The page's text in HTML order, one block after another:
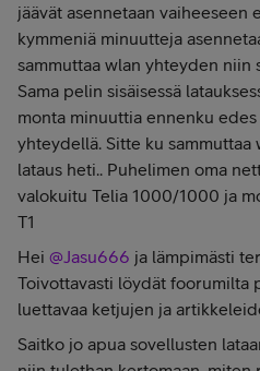
jäävät asennetaan vaiheeseen
kymmeniä minuutteja
sammuttaa wlan yhteyden niin
Sama pelin sisäisessä
monta minuuttia ennenku
yhteydellä. Sitte ku
lataus heti.. Puhelimen oma
valokuitu Telia 1000/1000 ja
T1
Hei ​ @Jasu666 ja lämpimästi
Toivottavasti löydät foorumilta
luettavaa ketjujen ja
Saitko jo apua sovellusten